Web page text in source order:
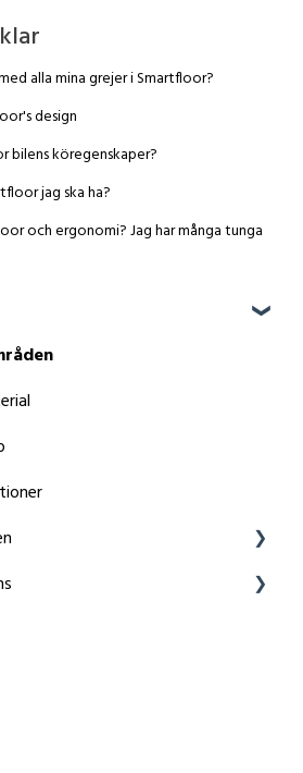
alla mina grejer i Smartfloor?
design
bilens köregenskaper?
jag ska ha?
och ergonomi? Jag har många tunga